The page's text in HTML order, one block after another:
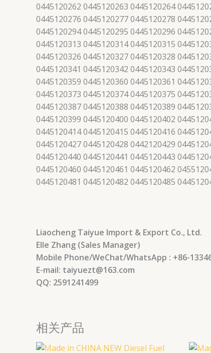
0445120262 0445120263 0445120264
0445120276 0445120277 0445120278
0445120294 0445120295 0445120296
0445120313 0445120314 0445120315
0445120326 0445120327 0445120328
0445120341 0445120342 0445120343
0445120359 0445120360 0445120361
0445120373 0445120374 0445120375
0445120387 0445120388 0445120389
0445120399 0445120400 0445120402
0445120414 0445120415 0445120416
0445120427 0445120428 0442120429
0445120440 0445120441 0445120443
0445120460 0445120461 0445120462
0445120481 0445120482 0445120485
Liaocheng Taiyue Import & Export Co., Ltd.
Elle Zhang (Sales Manager)
Mobile Phone/WeChat/WhatsApp : +86-
E-mail: taiyuezt@163.com
QQ: 2591241499
相关产品